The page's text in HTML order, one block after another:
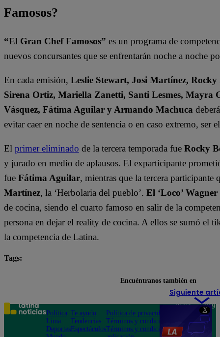
X
Famosos?
“El Gran Chef Famosos” es un programa de
nuevos concursantes que se enfrentarán noche a noche
En cada emisión, Leslie Stewart, Josi Martínez, Rocky
Sirena Ortiz, Mariella Zanetti, Santi Lesmes, Mayra
Vásquez, Fátima Aguilar y Armando Machuca
evitar caer en noche de sentencia o en caso extremo, ser
El primer eliminado de la tercera temporada fue Rocky
y jurado en medio de aplausos. El exparticipante
fue Fátima Aguilar, mientras que la tercera
Martínez, la ‘Herbolaria del pueblo’. El ‘Loco’ Wagner
de cocina, siendo el cuarto famoso en salir de la
persona en dejar el reality de cocina. A ellos se sumó el
la competencia de Latina.
Tags:
Siguiente
Encuéntranos también en
Política
Lima
Deportes
Te ayudo
Tendencias
Espectáculos
Política de privacidad
Términos y condiciones
Términos y condiciones
Teléfono: 219
Av. San
Felipe 968